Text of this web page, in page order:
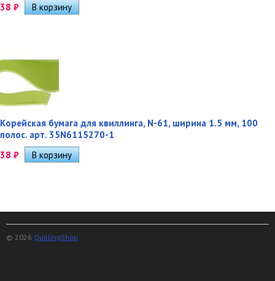
38 ₽
Корейская бумага для квиллинга, N-61, ширина 1.5 мм, 100
полос. арт. 35N6115270-1
38 ₽
© 2026 QuillingShop